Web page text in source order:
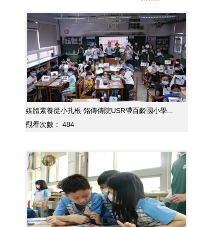
媒體素養從小扎根 銘傳傳院USR帶百齡國小學...
觀看次數：
484